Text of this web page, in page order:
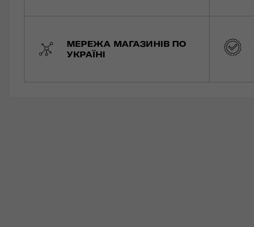
МЕРЕЖА МАГАЗИНІВ ПО
УКРАЇНІ